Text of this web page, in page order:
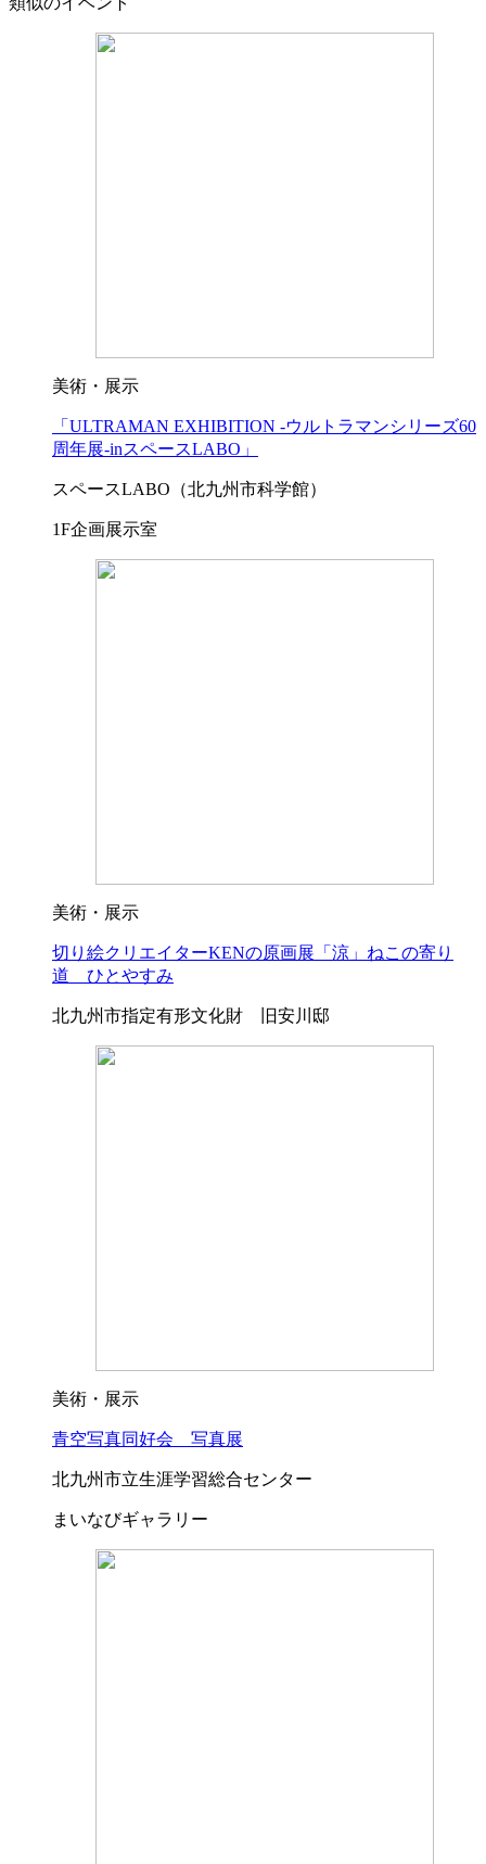
美術・展示
「ULTRAMAN EXHIBITION -ウルトラマンシリーズ60
周年展-inスペースLABO」
スペースLABO（北九州市科学館）
1F企画展示室
美術・展示
切り絵クリエイターKENの原画展「涼」ねこの寄り
道 ひとやすみ
北九州市指定有形文化財 旧安川邸
美術・展示
青空写真同好会 写真展
北九州市立生涯学習総合センター
まいなびギャラリー